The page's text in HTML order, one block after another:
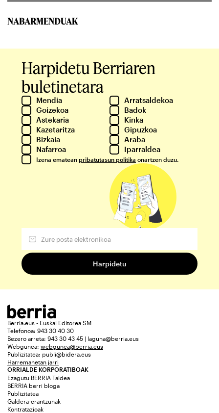
NABARMENDUAK
Harpidetu Berriaren
buletinetara
Mendia
Arratsaldekoa
Goizekoa
Badok
Astekaria
Kinka
Kazetaritza
Gipuzkoa
Bizkaia
Araba
Nafarroa
Iparraldea
Izena ematean pribatutasun politika onartzen duzu.
Berria.eus - Euskal Editorea SM
Telefonoa: 943 30 40 30
Bezero arreta: 943 30 43 45 | laguna@berria.eus
Webgunea: webgunea@berria.eus
Publizitatea: publi@bidera.eus
Harremanetan jarri
ORRIALDE KORPORATIBOAK
Ezagutu BERRIA Taldea
BERRIA berri bloga
Publizitatea
Galdera-erantzunak
Kontratazioak